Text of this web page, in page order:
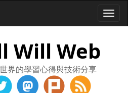
Will Web
界的學習心得與技術分享